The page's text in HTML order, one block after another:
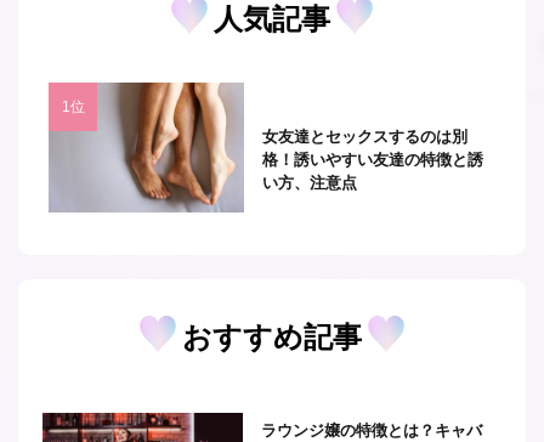
人気記事
女友達とセックスするのは別
格！誘いやすい友達の特徴と誘
い方、注意点
おすすめ記事
ラウンジ嬢の特徴とは？キャバ